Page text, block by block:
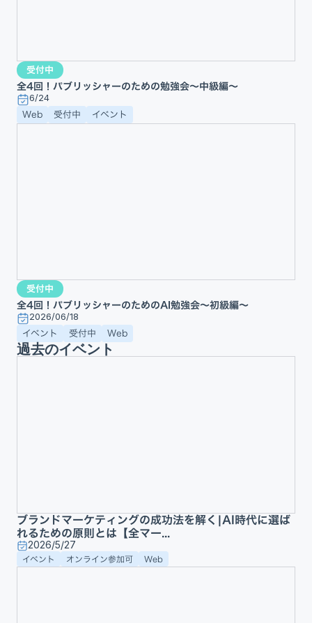
受付中
全4回！パブリッシャーのための勉強会〜中級編〜
6/24
Web 受付中 イベント
受付中
全4回！パブリッシャーのためのAI勉強会〜初級編〜
2026/06/18
イベント 受付中 Web
過去のイベント
ブランドマーケティングの成功法を解く|AI時代に選ば
れるための原則とは【全マー...
2026/5/27
イベント オンライン参加可 Web